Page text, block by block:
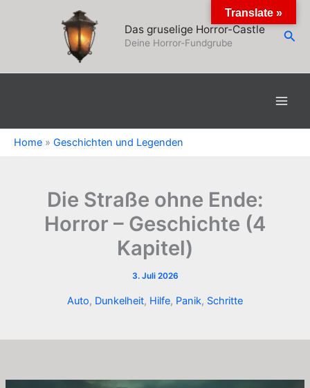
Das gruselige Horror-Castle
Deine Horror-Fundgrube
Home » Geschichten und Legenden
Die Straße ohne Ende:
Horror – Geschichte (4
Kapitel)
3. Juli 2026
Auto, Dunkelheit, Hilfe, Panik, Schritte
Translate »